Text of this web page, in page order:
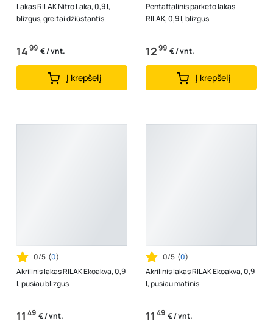
Lakas RILAK Nitro Laka, 0,9 l,
blizgus, greitai džiūstantis
1499 € / vnt.
Į krepšelį
Pentaftalinis parketo lakas
RILAK, 0,9 l, blizgus
1299 € / vnt.
Į krepšelį
0/5 (0)
Akrilinis lakas RILAK Ekoakva, 0,9
l, pusiau blizgus
11 49 € / vnt.
0/5 (0)
Akrilinis lakas RILAK Ekoakva, 0,9
l, pusiau matinis
11 49 € / vnt.